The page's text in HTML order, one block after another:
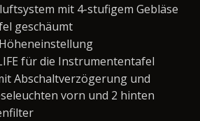
mit 4-stufigem Gebläse
geschäumt
für die Instrumententafel
Abschaltverzögerung und
vorn und 2 hinten